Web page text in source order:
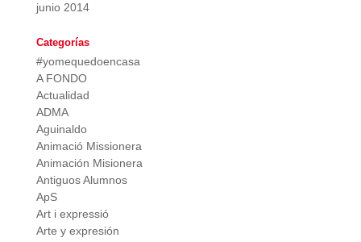
junio 2014
Categorías
#yomequedoencasa
A FONDO
Actualidad
ADMA
Aguinaldo
Animació Missionera
Animación Misionera
Antiguos Alumnos
ApS
Art i expressió
Arte y expresión